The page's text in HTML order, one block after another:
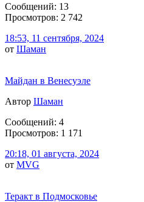
Сообщений: 13
Просмотров: 2 742
18:53, 11 сентября, 2024
от Шаман
Майдан в Венесуэле
Автор Шаман
Сообщений: 4
Просмотров: 1 171
20:18, 01 августа, 2024
от MVG
Теракт в Подмосковье